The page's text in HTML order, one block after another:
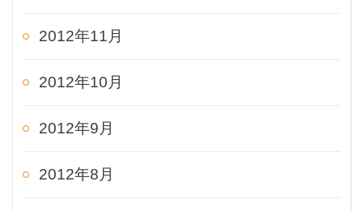
2012年11月
2012年10月
2012年9月
2012年8月